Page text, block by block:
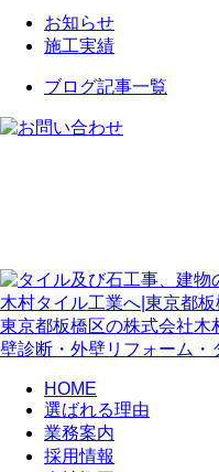
お知らせ
施工実績
ブログ記事一覧
東京都板橋区の株式会社
壁診断・外壁リフォーム・
HOME
選ばれる理由
業務案内
採用情報